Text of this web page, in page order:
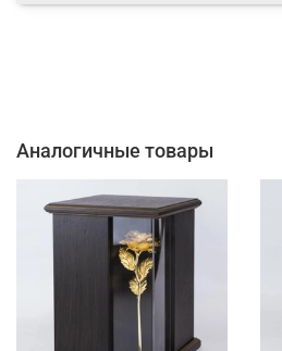
Аналогичные товары